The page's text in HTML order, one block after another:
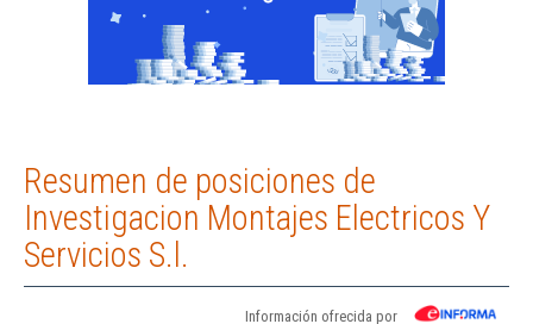
Resumen de posiciones de
Investigacion Montajes Electricos Y
Servicios S.l.
Información ofrecida por